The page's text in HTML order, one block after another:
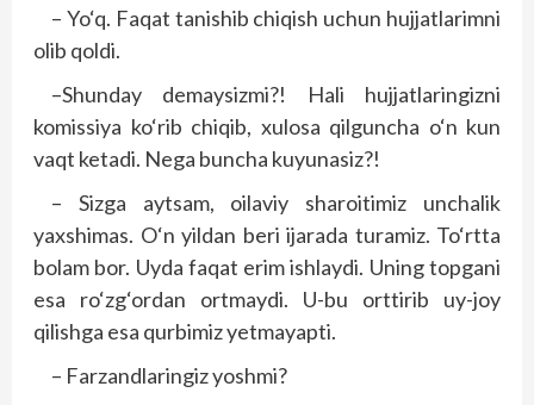
– Yo‘q. Faqat tanishib chiqish uchun hujjatlarimni
olib qoldi.
–Shunday demaysizmi?! Hali hujjatlaringizni
komissiya ko‘rib chiqib, xulosa qilguncha o‘n kun
vaqt ketadi. Nega buncha kuyunasiz?!
– Sizga aytsam, oilaviy sharoitimiz unchalik
yaxshimas. O‘n yildan beri ijarada turamiz. To‘rtta
bolam bor. Uyda faqat erim ishlaydi. Uning topgani
esa ro‘zg‘ordan ortmaydi. U-bu orttirib uy-joy
qilishga esa qurbimiz yetmayapti.
– Farzandlaringiz yoshmi?